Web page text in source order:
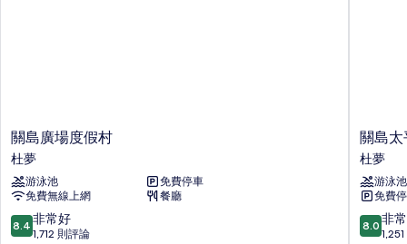
關
島
廣
場
度
假
村
關島廣場度假村
杜夢
游泳池
免費停車
免費無線上網
餐廳
8.4
分，
8.4 非常好
1,712 則評論
關
島
太
平
洋
島
嶼
關島太
杜夢
游泳池
免費
8.0
分，
8.0 非